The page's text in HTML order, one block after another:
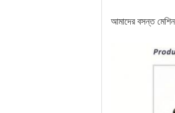
আমাদের বসন্ত মেশিন